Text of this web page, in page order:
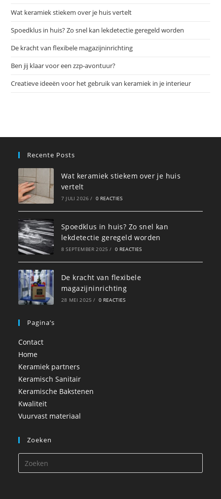
Wat keramiek stiekem over je huis vertelt
Spoedklus in huis? Zo snel kan lekdetectie geregeld worden
De kracht van flexibele magazijninrichting
Ben jij klaar voor een zzp-avontuur?
Creatieve ideeën voor het gebruik van keramiek in je interieur
Recente Posts
Wat keramiek stiekem over je huis
vertelt
7 JULI 2026 / 0 REACTIES
Spoedklus in huis? Zo snel kan
lekdetectie geregeld worden
8 SEPTEMBER 2025 / 0 REACTIES
De kracht van flexibele
magazijninrichting
28 MEI 2025 / 0 REACTIES
Pagina’s
Contact
Home
Keramiek partners
Keramisch Sanitair
Keramische Bakstenen
Kwaliteit
Vuurvast materiaal
Zoeken
op